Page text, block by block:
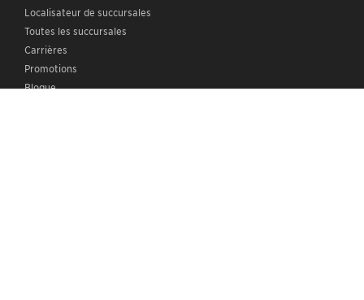
Localisateur de succursales
Toutes les succursales
Carrières
Promotions
Blogue